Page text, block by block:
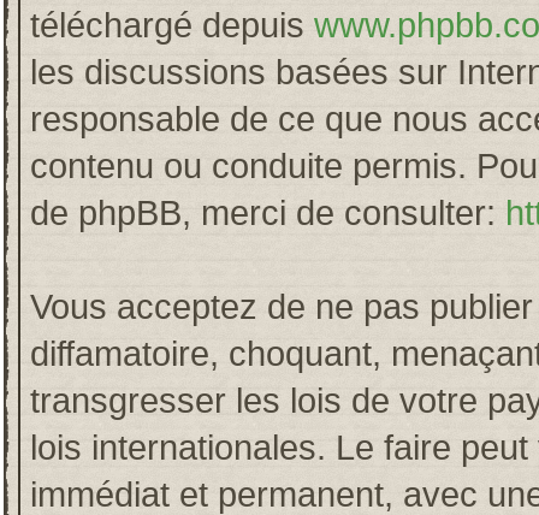
téléchargé depuis
les discussions basées sur
responsable de ce que nous
contenu ou conduite permis.
de phpBB, merci de consulter:
Vous acceptez de ne pas
diffamatoire, choquant,
transgresser les lois de votre
lois internationales. Le faire
immédiat et permanent, avec